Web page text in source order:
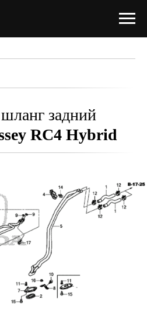
задний
RC4 Hybrid